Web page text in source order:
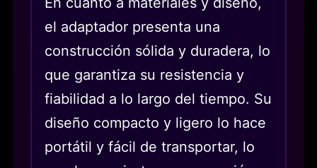
el adaptador presenta una
construcción sólida y duradera, lo
que garantiza su resistencia y
fiabilidad a lo largo del tiempo. Su
diseño compacto y ligero lo hace
portátil y fácil de transportar, lo